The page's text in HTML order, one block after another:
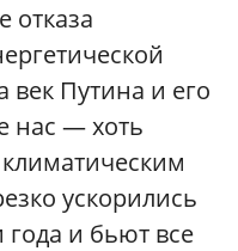
отказа
век Путина и его
нас — хоть
ускорились
года и бьют все